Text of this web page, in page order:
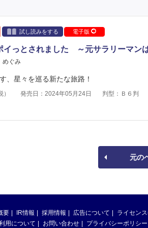
試し読みをする 電子版
イっとされました ～元サラリーマン
ぐみ
、星々を巡る新たな旅路！
） 発売日：2024年05月24日 判型：Ｂ６判
元の
要 IR情報 採用情報 広告について ライセン
用について
お問い合わせ プライバシーポリシー